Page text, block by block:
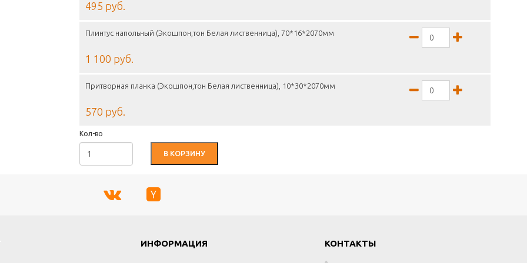
495 руб.
Плинтус напольный (Экошпон,тон Белая лиственница), 70*16*2070мм
1 100 руб.
Притворная планка (Экошпон,тон Белая лиственница), 10*30*2070мм
570 руб.
Кол-во
В КОРЗИНУ
ИНФОРМАЦИЯ КОНТАКТЫ